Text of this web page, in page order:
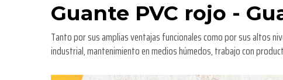
Guante PVC rojo -
Tanto por sus amplias ventajas funcionales como por sus altos
industrial, mantenimiento en medios húmedos, trabajo con